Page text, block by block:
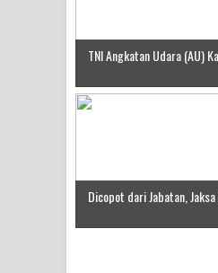
TNI Angkatan Udara (AU)
Dicopot dari Jabatan, Jaksa